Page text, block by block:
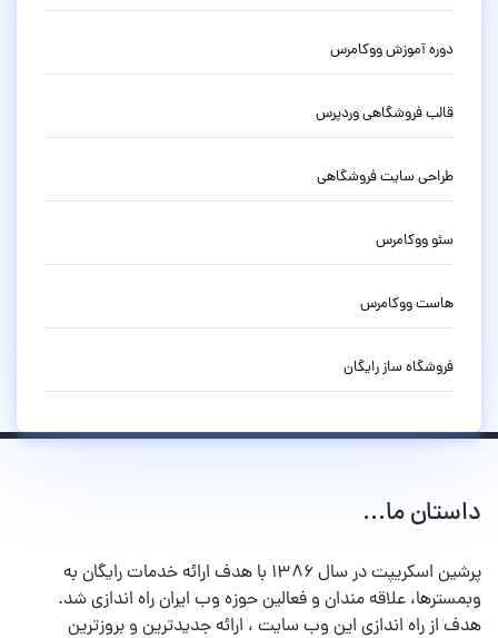
دوره آموزش ووکامرس
قالب فروشگاهی وردپرس
طراحی سایت فروشگاهی
سئو ووکامرس
هاست ووکامرس
فروشگاه ساز رایگان
داستان ما...
پرشین اسکریپت در سال ۱۳۸۶ با هدف ارائه خدمات رایگان به
وبمسترها، علاقه مندان و فعالین حوزه وب ایران راه اندازی شد.
هدف از راه اندازی این وب سایت ، ارائه جدیدترین و بروزترین